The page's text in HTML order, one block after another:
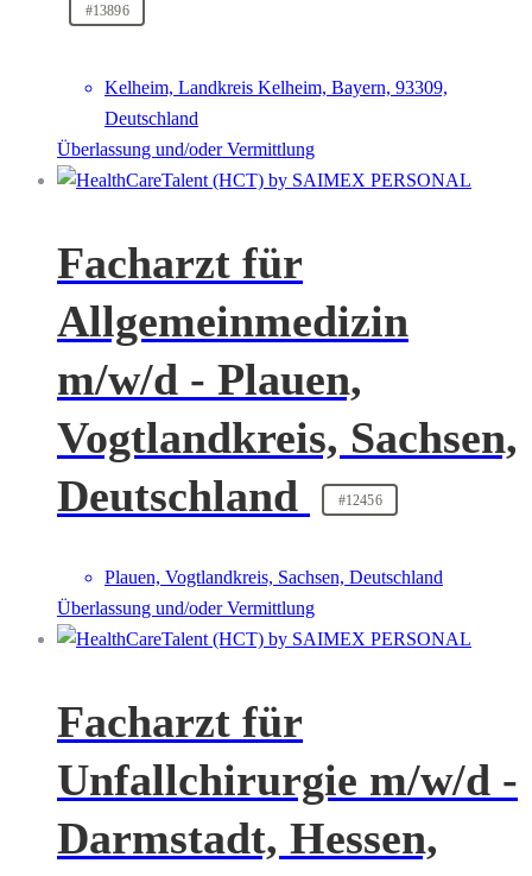
#13896
Kelheim, Landkreis Kelheim, Bayern, 93309,
Deutschland
Überlassung und/oder Vermittlung
Facharzt für
Allgemeinmedizin
m/w/d - Plauen,
Vogtlandkreis, Sachsen,
Deutschland
#12456
Plauen, Vogtlandkreis, Sachsen, Deutschland
Überlassung und/oder Vermittlung
Facharzt für
Unfallchirurgie m/w/d -
Darmstadt, Hessen,